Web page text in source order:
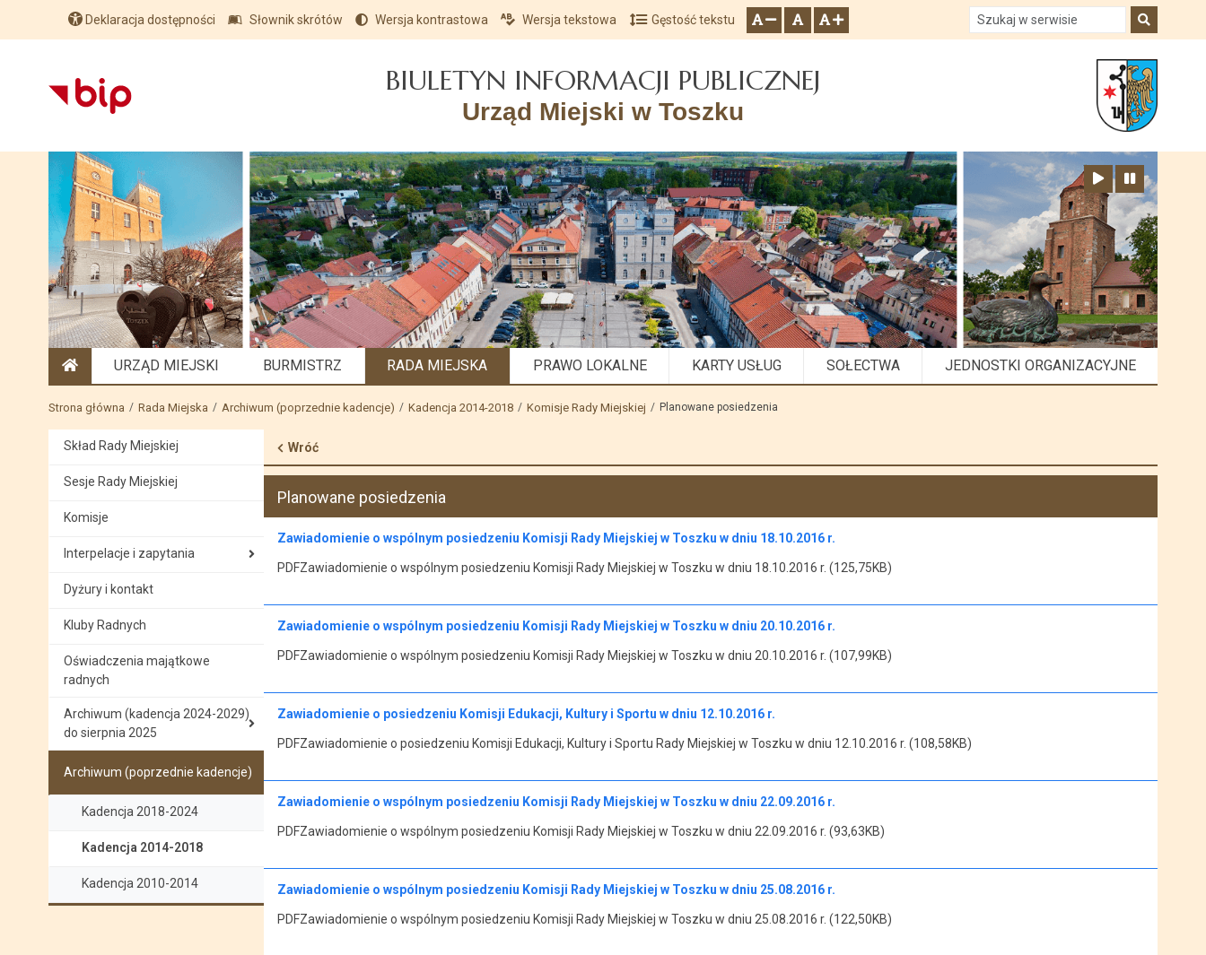
Przejdź do głównego menu
Przejdź do treści
Przejdź do mapy serwisu
Deklaracja dostępności Słownik skrótów Wersja kontrastowa Wersja tekstowa Gęstość tekstu
BIULETYN INFORMACJI PUBLICZNEJ
Urząd Miejski w Toszku
URZĄD MIEJSKI BURMISTRZ RADA MIEJSKA PRAWO LOKALNE KARTY USŁUG SOŁECTWA JEDNOSTKI ORGANIZACYJNE
Strona główna Rada Miejska Archiwum (poprzednie kadencje) Kadencja 2014-2018 Komisje Rady Miejskiej Planowane posiedzenia
Skład Rady Miejskiej
Sesje Rady Miejskiej
Komisje
Interpelacje i zapytania
Dyżury i kontakt
Kluby Radnych
Oświadczenia majątkowe
radnych
Archiwum (kadencja 2024-2029)
do sierpnia 2025
Archiwum (poprzednie kadencje)
Kadencja 2018-2024
Kadencja 2014-2018
Kadencja 2010-2014
Wróć
Planowane posiedzenia
Zawiadomienie o wspólnym posiedzeniu Komisji Rady Miejskiej w Toszku w dniu 18.10.2016 r.
PDFZawiadomienie o wspólnym posiedzeniu Komisji Rady Miejskiej w Toszku w dniu 18.10.2016 r. (125,75KB)
Zawiadomienie o wspólnym posiedzeniu Komisji Rady Miejskiej w Toszku w dniu 20.10.2016 r.
PDFZawiadomienie o wspólnym posiedzeniu Komisji Rady Miejskiej w Toszku w dniu 20.10.2016 r. (107,99KB)
Zawiadomienie o posiedzeniu Komisji Edukacji, Kultury i Sportu w dniu 12.10.2016 r.
PDFZawiadomienie o posiedzeniu Komisji Edukacji, Kultury i Sportu Rady Miejskiej w Toszku w dniu 12.10.2016 r. (108,58KB)
Zawiadomienie o wspólnym posiedzeniu Komisji Rady Miejskiej w Toszku w dniu 22.09.2016 r.
PDFZawiadomienie o wspólnym posiedzeniu Komisji Rady Miejskiej w Toszku w dniu 22.09.2016 r. (93,63KB)
Zawiadomienie o wspólnym posiedzeniu Komisji Rady Miejskiej w Toszku w dniu 25.08.2016 r.
PDFZawiadomienie o wspólnym posiedzeniu Komisji Rady Miejskiej w Toszku w dniu 25.08.2016 r. (122,50KB)